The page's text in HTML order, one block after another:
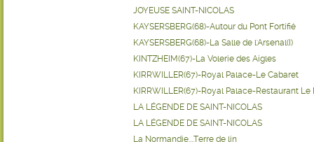
JOYEUSE SAINT-NICOLAS
KAYSERSBERG(68)-Autour du Pont Fortifié
KAYSERSBERG(68)-La Salle de l'Arsenal(I)
KINTZHEIM(67)-La Volerie des Aigles
KIRRWILLER(67)-Royal Palace-Le Cabaret
KIRRWILLER(67)-Royal Palace-Restaurant
LA LÉGENDE DE SAINT-NICOLAS
LA LÉGENDE DE SAINT-NICOLAS
La Normandie....Terre de lin